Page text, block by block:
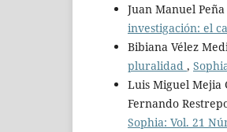
Juan Manuel
investigación: el
Bibiana Vélez
pluralidad ,
Luis Miguel Mejia
Fernando
Sophia: Vol. 21